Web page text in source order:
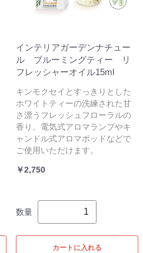
インテリアガーデンナチュー
ル ブルーミングティー リ
フレッシャーオイル15ml
キンモクセイとすっきりとした
ホワイトティーの洗練された甘
さ漂うフレッシュフローラルの
香り。電気式アロマランプやキ
ャンドル式アロマポッドなどで
ご使用いただけます。
￥2,750
数量
カートに入れる